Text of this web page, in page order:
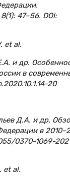
47–56. DOI:
et al.
и др.
в
20
Д.А. и др.
в
0370-1069-
et al.